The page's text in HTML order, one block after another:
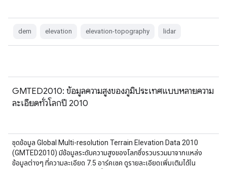
dem elevation elevation-topography lidar
GMTED2010: ข้อมูลความสูงของภูมิประเทศแบบหลายความ
ละเอียดทั่วโลกปี 2010
ชุดข้อมูล Global Multi-resolution Terrain Elevation Data 2010
(GMTED2010) มีข้อมูลระดับความสูงของโลกซึ่งรวบรวมมาจากแหล่ง
ข้อมูลต่างๆ ที่ความละเอียด 7.5 อาร์คเซค ดูรายละเอียดเพิ่มเติมได้ใน